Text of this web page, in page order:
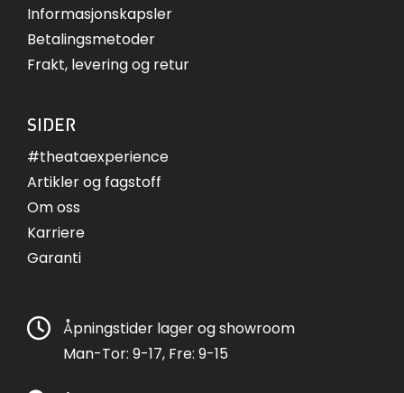
Informasjonskapsler
Betalingsmetoder
Frakt, levering og retur
SIDER
#theataexperience
Artikler og fagstoff
Om oss
Karriere
Garanti
Åpningstider lager og showroom
Man-Tor: 9-17, Fre: 9-15